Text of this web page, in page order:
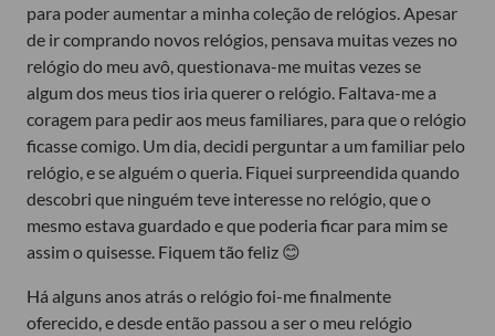
para poder aumentar a minha coleção de relógios. Apesar
de ir comprando novos relógios, pensava muitas vezes no
relógio do meu avô, questionava-me muitas vezes se
algum dos meus tios iria querer o relógio. Faltava-me a
coragem para pedir aos meus familiares, para que o relógio
ficasse comigo. Um dia, decidi perguntar a um familiar pelo
relógio, e se alguém o queria. Fiquei surpreendida quando
descobri que ninguém teve interesse no relógio, que o
mesmo estava guardado e que poderia ficar para mim se
assim o quisesse. Fiquem tão feliz 😊
Há alguns anos atrás o relógio foi-me finalmente
oferecido, e desde então passou a ser o meu relógio